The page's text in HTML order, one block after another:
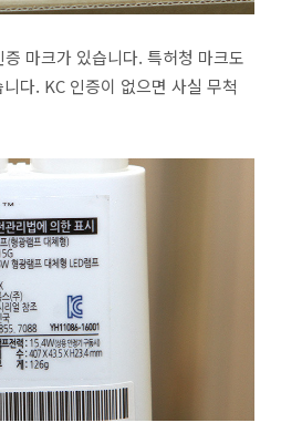
마크가 있습니다. 특허청 마크도
다. KC 인증이 없으면 사실 무척